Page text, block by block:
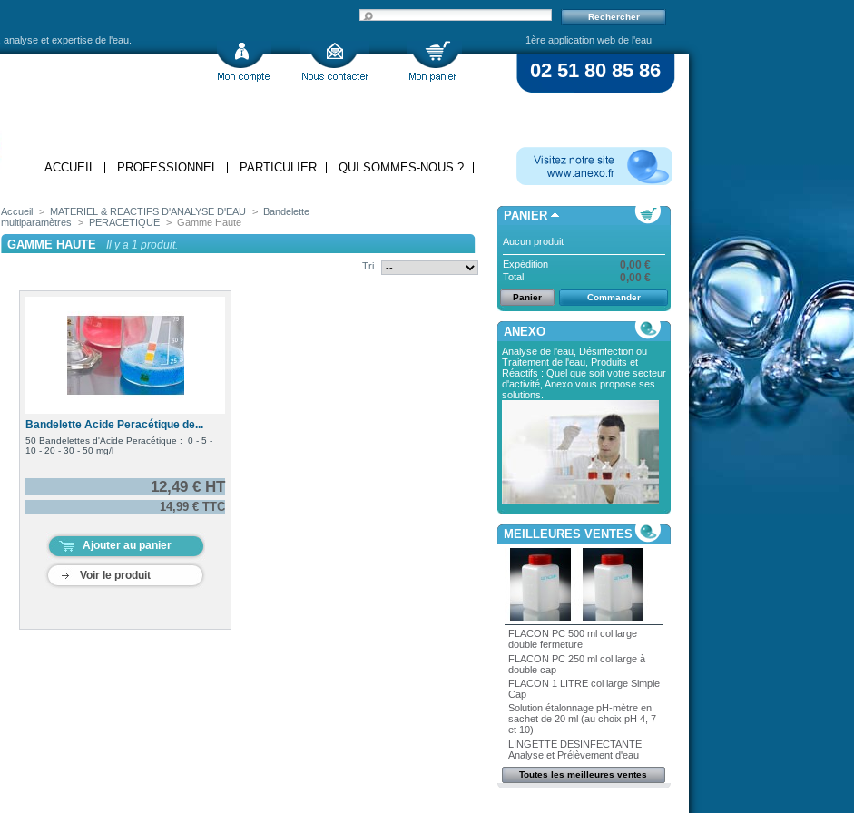
analyse et expertise de l'eau. 1ère application web de l'eau
02 51 80 85 86
ACCUEIL PROFESSIONNEL PARTICULIER QUI SOMMES-NOUS ?
Accueil > MATERIEL & REACTIFS D'ANALYSE D'EAU >
Bandelette
multiparamètres
> PERACETIQUE > Gamme Haute
GAMME HAUTE Il y a 1 produit.
Tri
Bandelette Acide Peracétique de...
50 Bandelettes d'Acide Peracétique : 0 - 5 -
10 - 20 - 30 - 50 mg/l
12,49 € HT
14,99 € TTC
Ajouter au panier
Voir le produit
PANIER
Aucun produit
Expédition 0,00 €
Total 0,00 €
Panier Commander
ANEXO
Analyse de l'eau, Désinfection ou
Traitement de l'eau, Produits et
Réactifs : Quel que soit votre secteur
d'activité, Anexo vous propose ses
solutions.
MEILLEURES VENTES
FLACON PC 500 ml col large
double fermeture
FLACON PC 250 ml col large à
double cap
FLACON 1 LITRE col large Simple
Cap
Solution étalonnage pH-mètre en
sachet de 20 ml (au choix pH 4, 7
et 10)
LINGETTE DESINFECTANTE
Analyse et Prélèvement d'eau
Toutes les meilleures ventes